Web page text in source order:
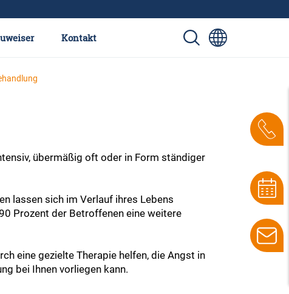
Kontakt
übermäßig oft oder in Form ständiger
lassen sich im Verlauf ihres Lebens
Prozent der Betroffenen eine weitere
eine gezielte Therapie helfen, die Angst in
bei Ihnen vorliegen kann.